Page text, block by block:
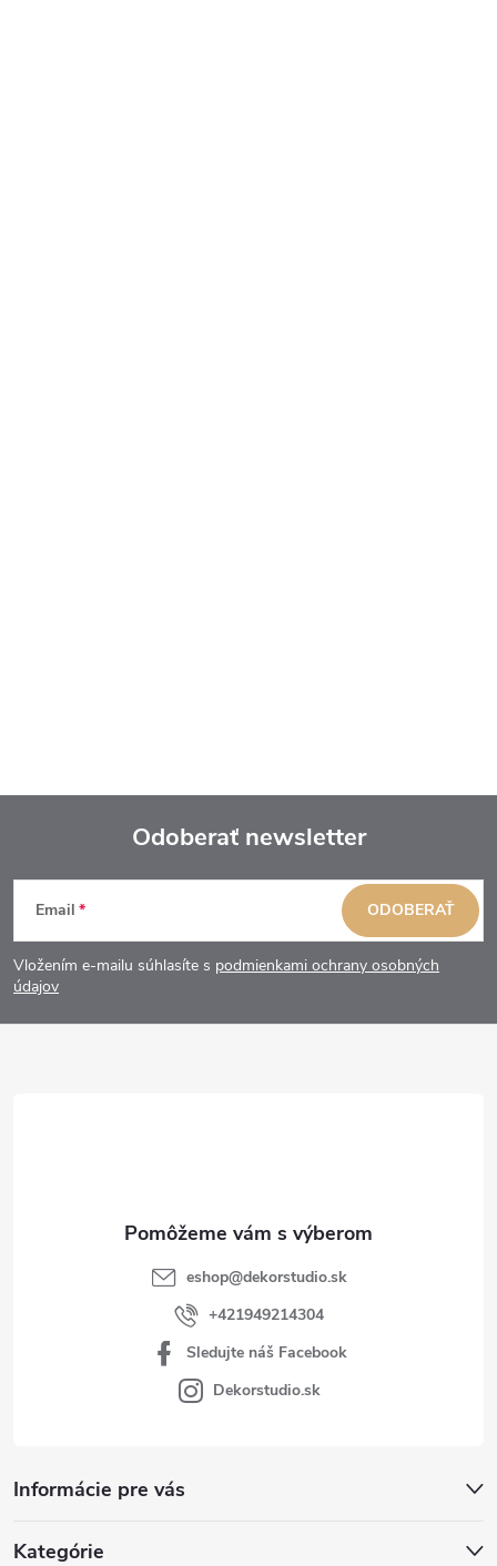
Z
á
p
Odoberať newsletter
Email
Vložením e-mailu súhlasíte s podmienkami ochrany osobných
údajov
ODOBERAŤ
Informácie pre vás
Kategórie
eshop@dekorstudio.sk
+421949214304
Sledujte náš Facebook
Dekorstudio.sk